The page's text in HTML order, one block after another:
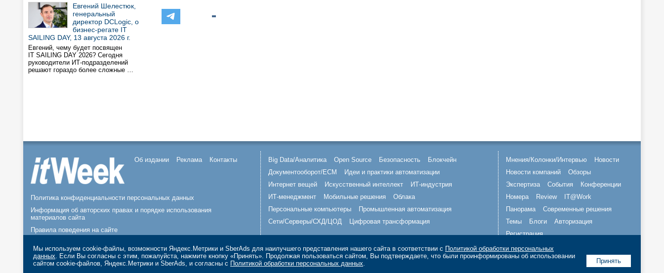
Евгений Шелестюк,
генеральный
директор DCLogic, о
бизнес-регате IT
SAILING DAY, 13 августа 2026 г.
Евгений, чему будет посвящен
IT SAILING DAY 2026? Сегодня
руководители ИТ-подразделений
решают гораздо более сложные …
Об издании Реклама Контакты
Политика конфиденциальности персональных данных
Информация об авторских правах и порядке использования
материалов сайта
Правила поведения на сайте
Big Data/Аналитика Open Source Безопасность
Блокчейн
Документооборот/ECM
Идеи и практики автоматизации
Интернет вещей
Искусственный интеллект
ИТ-индустрия
ИТ-менеджмент
Мобильные решения
Облака
Персональные компьютеры
Промышленная автоматизация
Сети/Серверы/СХД/ЦОД
Цифровая трансформация
Мнения/Колонки/Интервью
Новости
Новости компаний
Обзоры
Экспертиза
События
Конференции
Номера
Review
IT@Work
Панорама
Современные решения
Темы
Блоги
Авторизация
Регистрация
Подписывайтесь на нас
Принять
Мы используем cookie-файлы, возможности Яндекс.Метрики и SberAds для наилучшего представления нашего сайта в соответствии с Политикой обработки персональных
данных. Если Вы согласны с этим, пожалуйста, нажмите кнопку «Принять». Продолжая пользоваться сайтом, Вы подтверждаете, что были проинформированы об использовании
сайтом cookie-файлов, Яндекс.Метрики и SberAds, и согласны с Политикой обработки персональных данных.